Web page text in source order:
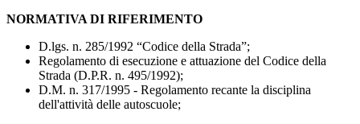
NORMATIVA DI RIFERIMENTO
D.lgs. n. 285/1992 “Codice della Strada”;
Regolamento di esecuzione e attuazione del Codice della
Strada (D.P.R. n. 495/1992);
D.M. n. 317/1995 - Regolamento recante la disciplina
dell'attività delle autoscuole;